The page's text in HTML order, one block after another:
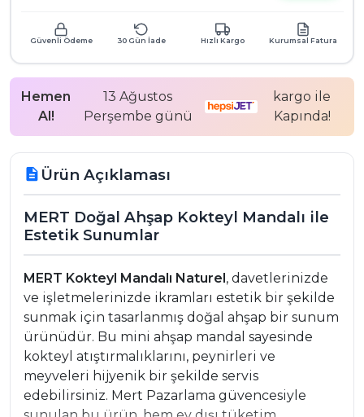
Güvenli Ödeme 30 Gün İade Hızlı Kargo Kurumsal Fatura
Hemen
Al!
13 Ağustos
Perşembe günü
kargo ile
Kapında!
description Ürün Açıklaması
MERT Doğal Ahşap Kokteyl Mandalı ile
Estetik Sunumlar
MERT Kokteyl Mandalı Naturel, davetlerinizde
ve işletmelerinizde ikramları estetik bir şekilde
sunmak için tasarlanmış doğal ahşap bir sunum
ürünüdür. Bu mini ahşap mandal sayesinde
kokteyl atıştırmalıklarını, peynirleri ve
meyveleri hijyenik bir şekilde servis
edebilirsiniz. Mert Pazarlama güvencesiyle